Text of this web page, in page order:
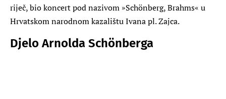
riječ, bio koncert pod nazivom »Schönberg, Brahms« u
Hrvatskom narodnom kazalištu Ivana pl. Zajca.
Djelo Arnolda Schönberga